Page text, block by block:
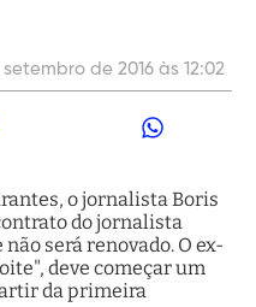
de 2016 às 12:02
o jornalista Boris
do jornalista
será renovado. O ex-
deve começar um
da primeira